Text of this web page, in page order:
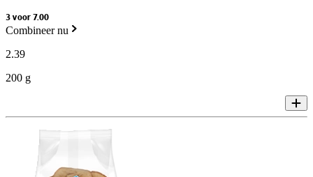
3 voor 7.00
Combineer nu
2.39
200 g